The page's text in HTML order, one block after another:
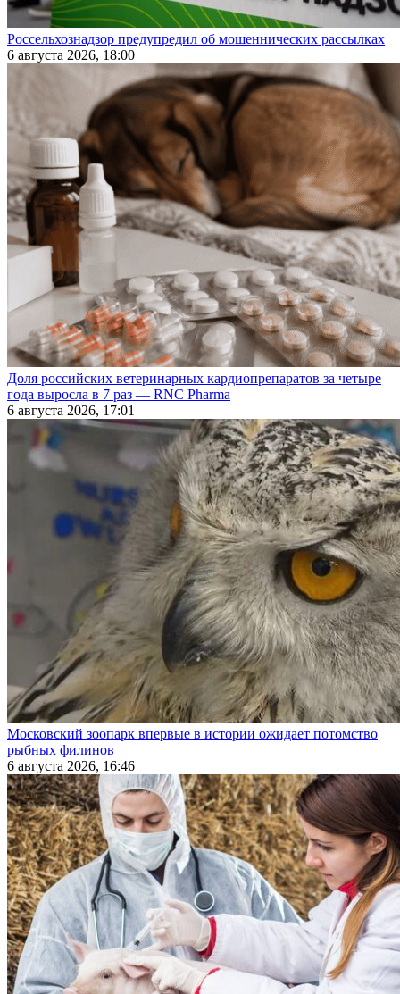
Россельхознадзор предупредил об мошеннических рассылках
6 августа 2026, 18:00
Доля российских ветеринарных кардиопрепаратов за четыре
года выросла в 7 раз — RNC Pharma
6 августа 2026, 17:01
Московский зоопарк впервые в истории ожидает потомство
рыбных филинов
6 августа 2026, 16:46